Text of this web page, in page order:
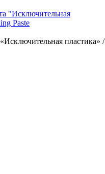
«Исключительная пластика» /